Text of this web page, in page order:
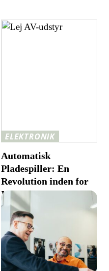
ELEKTRONIK
Automatisk
Pladespiller: En
Revolution inden for
Musik